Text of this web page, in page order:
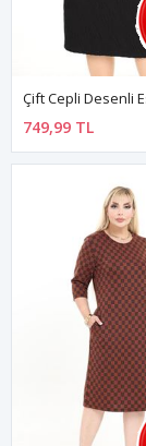
749,99 TL